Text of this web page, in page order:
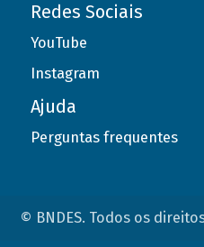
Redes Sociais
YouTube
Instagram
Ajuda
Perguntas frequentes
© BNDES. Todos os